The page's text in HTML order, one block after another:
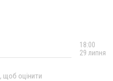
, щоб оцінити
18:00
29 липня